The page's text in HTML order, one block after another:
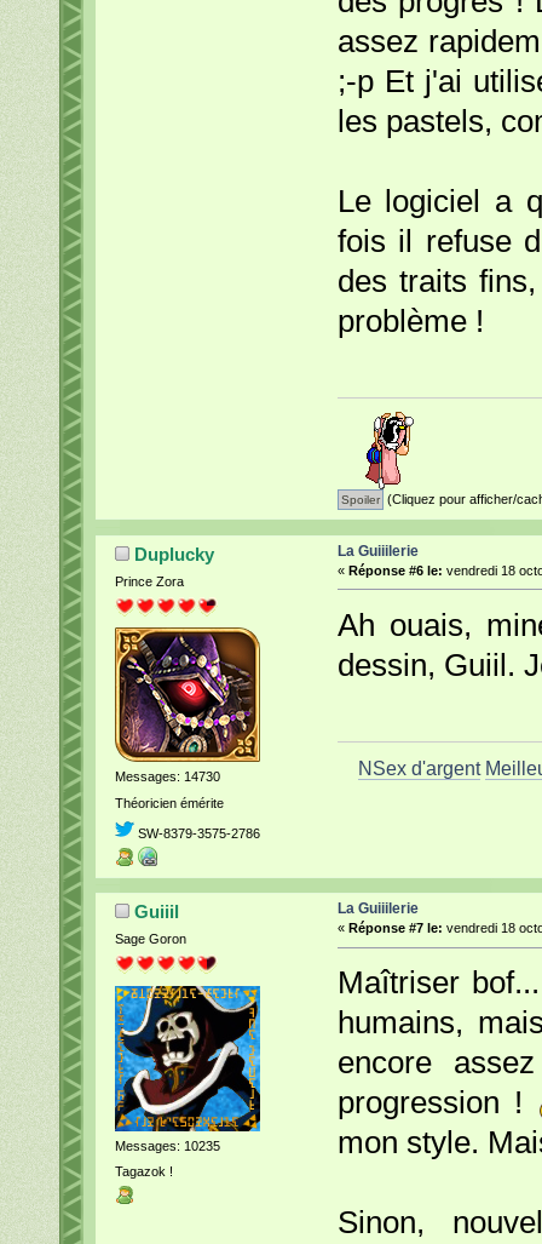
assez
;-p Et j'ai
les pastels,
Le logiciel a
fois il refuse
des traits
problème !
(Cliquez pour afficher/
Duplucky
Prince Zora
Messages: 14730
Théoricien émérite
SW-8379-3575-2786
La Guiiilerie
« Réponse #6 le: vendredi 18
Ah ouais,
dessin, Guiil.
NSex d'argent
Guiiil
Sage Goron
Messages: 10235
Tagazok !
La Guiiilerie
« Réponse #7 le: vendredi 18
Maîtriser
humains,
encore
progression !
mon style.
Sinon,